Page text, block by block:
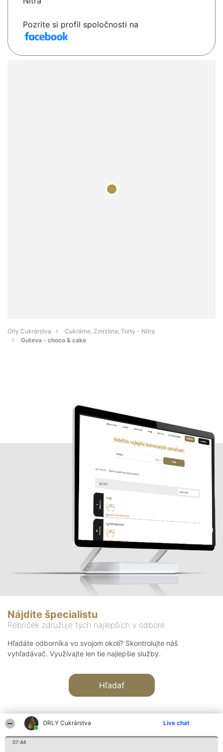
ORLY Cukrárstva Live chat
07:44
Pozrite si profil spoločnosti na
Orly Cukrárstva
Cukrárne, Zmrzlina, Torty - Nitra
Guteva - choco & cake
Nájdite špecialistu
Rebríček združuje tých najlepších v odbore
Hľadáte odborníka vo svojom okolí? Skontrolujte náš
vyhľadávač. Využívajte len tie najlepšie služby.
Hľadať